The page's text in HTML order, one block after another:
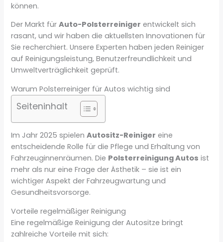
können.
Der Markt fürAuto-Polsterreiniger entwickelt sich
rasant, und wir haben die aktuellsten Innovationen für
Sie recherchiert. Unsere Experten haben jeden Reiniger
auf Reinigungsleistung, Benutzerfreundlichkeit und
Umweltverträglichkeit geprüft.
Warum Polsterreiniger für Autos wichtig sind
Seiteninhalt
Im Jahr 2025 spielenAutositz-Reiniger eine
entscheidende Rolle für die Pflege und Erhaltung von
Fahrzeuginnenräumen. Die Polsterreinigung Autos ist
mehr als nur eine Frage der Ästhetik – sie ist ein
wichtiger Aspekt der Fahrzeugwartung und
Gesundheitsvorsorge.
Vorteile regelmäßiger Reinigung
Eine regelmäßige Reinigung der Autositze bringt
zahlreiche Vorteile mit sich: